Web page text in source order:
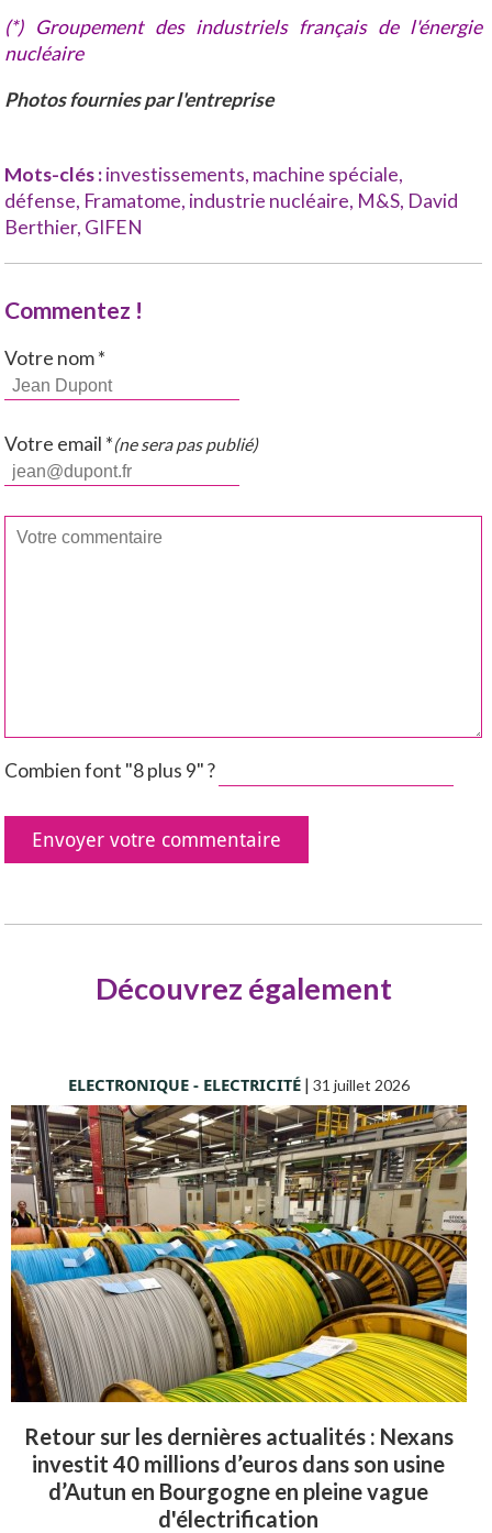
(*) Groupement des industriels français de l'énergie
nucléaire
Photos fournies par l'entreprise
Mots-clés :investissements, machine spéciale,
défense, Framatome, industrie nucléaire, M&S, David
Berthier, GIFEN
Commentez !
Votre nom *
Votre email *(ne sera pas publié)
Combien font "8 plus 9" ?
Découvrez également
ELECTRONIQUE - ELECTRICITÉ| 31 juillet 2026
Retour sur les dernières actualités : Nexans
investit 40 millions d’euros dans son usine
d’Autun en Bourgogne en pleine vague
d'électrification